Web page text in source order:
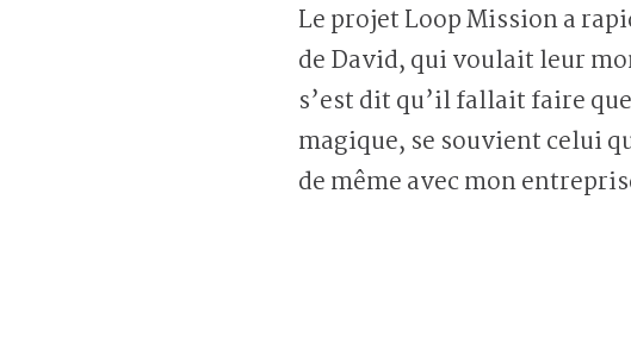
Le projet Loop Mission a
de David, qui voulait leur
s’est dit qu’il fallait faire
magique, se souvient celui
de même avec mon